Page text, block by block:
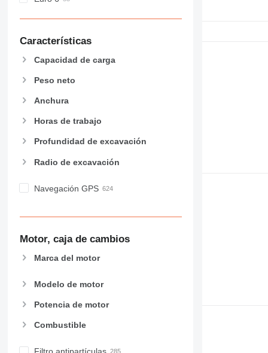
Características
Capacidad de carga
Peso neto
Anchura
Horas de trabajo
Profundidad de excavación
Radio de excavación
Navegación GPS
Motor, caja de cambios
Marca del motor
Modelo de motor
Potencia de motor
Combustible